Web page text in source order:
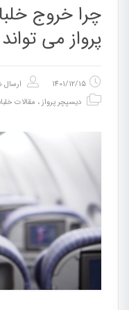
چرا خروج
پرواز می
1401/12/15
دیسپچر پرواز ، مقالات